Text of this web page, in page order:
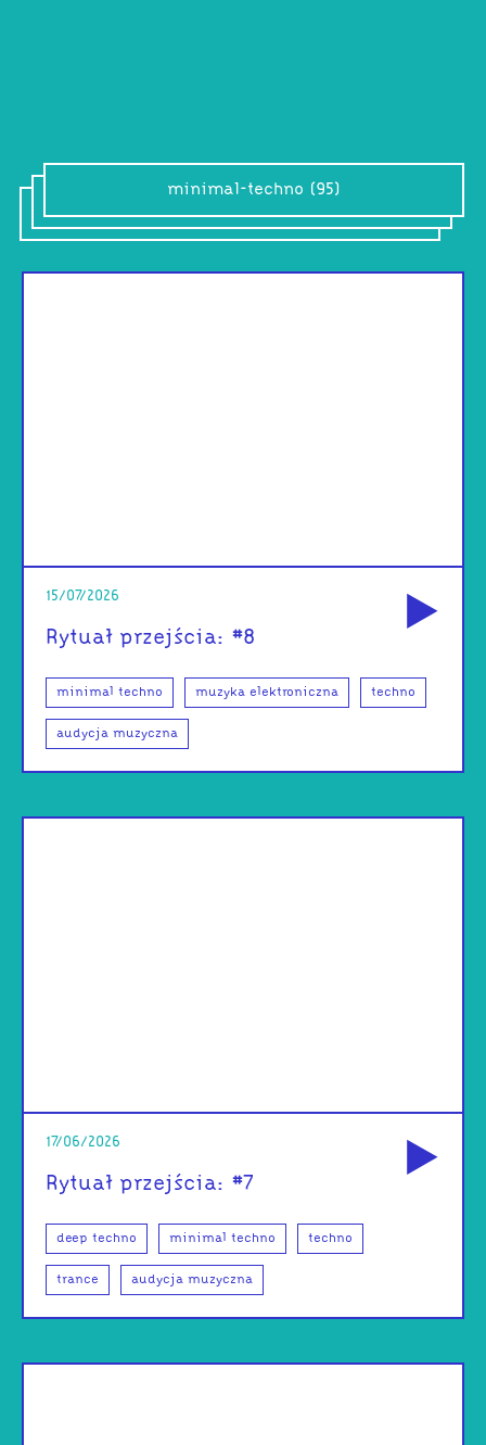
minimal-techno (95)
15/07/2026
Rytuał przejścia: #8
minimal techno muzyka elektroniczna techno
audycja muzyczna
17/06/2026
Rytuał przejścia: #7
deep techno minimal techno techno
trance audycja muzyczna